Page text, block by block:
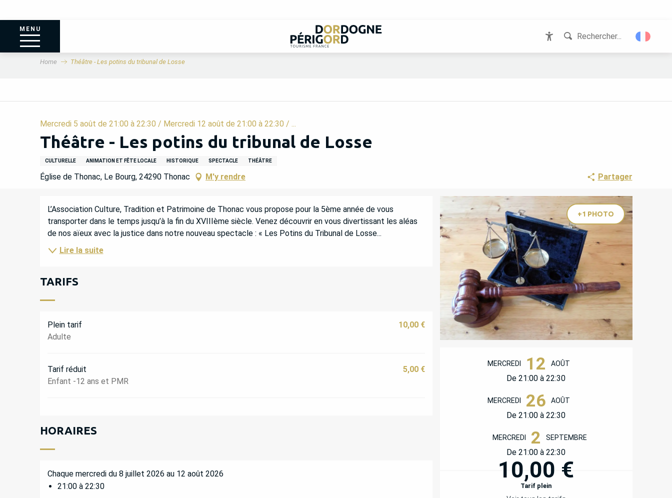
MENU
Rechercher...
Home Théâtre - Les potins du tribunal de Losse
Mercredi 5 août de 21:00 à 22:30 / Mercredi 12 août de 21:00 à 22:30 / ...
Théâtre - Les potins du tribunal de Losse
CULTURELLE ANIMATION ET FÊTE LOCALE HISTORIQUE SPECTACLE THÉÂTRE
Église de Thonac, Le Bourg, 24290 Thonac M'y rendre Partager
+1 PHOTO
OUVERTURE ET
MERCREDI 12 AOÛT
De 21:00 à 22:30
MERCREDI 26 AOÛT
De 21:00 à 22:30
MERCREDI 2 SEPTEMBRE
De 21:00 à 22:30
10,00 €
Tarif plein
DESCRIPTION
L’Association Culture, Tradition et Patrimoine de Thonac vous propose pour la 5ème année de vous
transporter dans le temps jusqu’à la fin du XVIIIème siècle. Venez découvrir en vous divertissant les aléas
de nos aïeux avec la justice dans notre nouveau spectacle : « Les Potins du Tribunal de Losse...
Lire la suite
TARIFS
Plein tarif
Adulte
10,00 €
Tarif réduit
Enfant -12 ans et PMR
5,00 €
HORAIRES
Chaque mercredi du 8 juillet 2026 au 12 août 2026
21:00 à 22:30